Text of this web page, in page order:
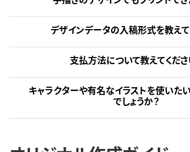
デザインデータの入稿形式を教えて
支払方法について教えてくださ
キャラクターや有名なイラストを使いた
でしょうか？